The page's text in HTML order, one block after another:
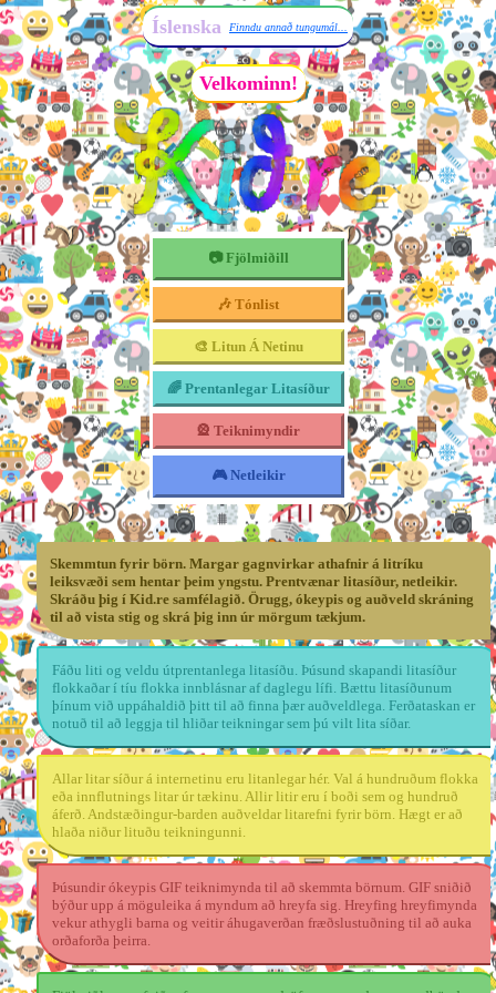
Íslenska Finndu annað tungumál...
Velkominn!
📷 Fjölmiðill
🎶 Tónlist
🎨 Litun Á Netinu
🌈 Prentanlegar Litasíður
🎡 Teiknimyndir
🎮 Netleikir
Skemmtun fyrir börn. Margar gagnvirkar athafnir á litríku
leiksvæði sem hentar þeim yngstu. Prentvænar litasíður, netleikir.
Skráðu þig í Kid.re samfélagið. Örugg, ókeypis og auðveld skráning
til að vista stig og skrá þig inn úr mörgum tækjum.
Fáðu liti og veldu útprentanlega litasíðu. Þúsund skapandi litasíður
flokkaðar í tíu flokka innblásnar af daglegu lífi. Bættu litasíðunum
þínum við uppáhaldið þitt til að finna þær auðveldlega. Ferðataskan er
notuð til að leggja til hliðar teikningar sem þú vilt lita síðar.
Allar litar síður á internetinu eru litanlegar hér. Val á hundruðum flokka
eða innflutnings litar úr tækinu. Allir litir eru í boði sem og hundruð
áferð. Andstæðingur-barden auðveldar litarefni fyrir börn. Hægt er að
hlaða niður lituðu teikningunni.
Þúsundir ókeypis GIF teiknimynda til að skemmta börnum. GIF sniðið
býður upp á möguleika á myndum að hreyfa sig. Hreyfing hreyfimynda
vekur athygli barna og veitir áhugaverðan fræðslustuðning til að auka
orðaforða þeirra.